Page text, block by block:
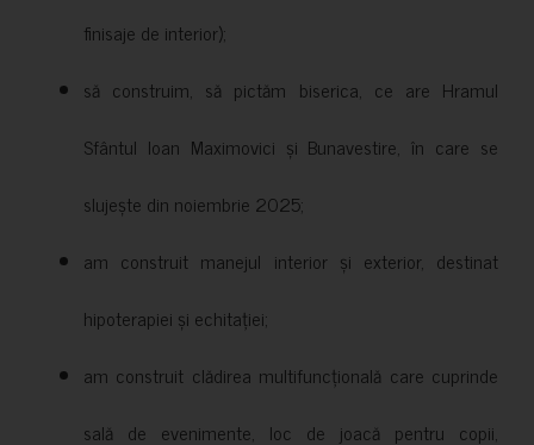
finisaje de interior);
să construim, să pictăm biserica, ce are Hramul
Sfântul Ioan Maximovici și Bunavestire, în care se
slujește din noiembrie 2025;
am construit manejul interior și exterior, destinat
hipoterapiei și echitației;
am construit clădirea multifuncțională care cuprinde
sală de evenimente, loc de joacă pentru copii,